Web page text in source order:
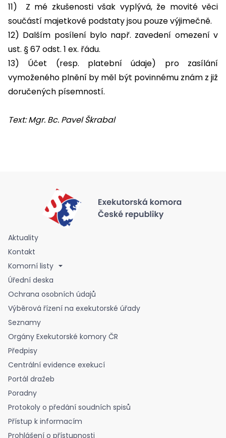
11) Z mé zkušenosti však vyplývá, že movité věci
součástí majetkové podstaty jsou pouze výjimečně.
12) Dalším posílení bylo např. zavedení omezení v
ust. § 67 odst. 1 ex. řádu.
13) Účet (resp. platební údaje) pro zasílání
vymoženého plnění by měl být povinnému znám z již
doručených písemností.
Text: Mgr. Bc. Pavel Škrabal
Aktuality
Kontakt
Komorní listy
Úřední deska
Ochrana osobních údajů
Výběrová řízení na exekutorské úřady
Seznamy
Orgány Exekutorské komory ČR
Předpisy
Centrální evidence exekucí
Portál dražeb
Poradny
Protokoly o předání soudních spisů
Přístup k informacím
Prohlášení o přístupnosti